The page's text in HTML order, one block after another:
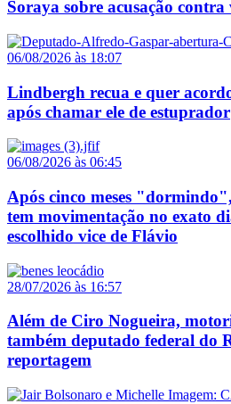
Soraya sobre acusação contra
06/08/2026 às 18:07
Lindbergh recua e quer
após chamar ele de estuprador
06/08/2026 às 06:45
Após cinco meses
tem movimentação no exato
escolhido vice de Flávio
28/07/2026 às 16:57
Além de Ciro Nogueira,
também deputado federal do
reportagem